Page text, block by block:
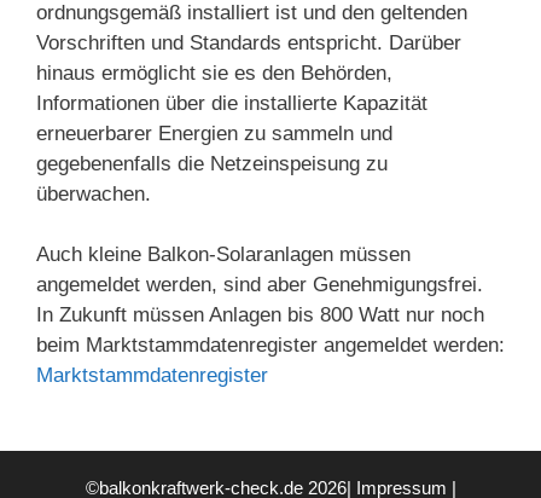
ordnungsgemäß installiert ist und den geltenden
Vorschriften und Standards entspricht. Darüber
hinaus ermöglicht sie es den Behörden,
Informationen über die installierte Kapazität
erneuerbarer Energien zu sammeln und
gegebenenfalls die Netzeinspeisung zu
überwachen.
Auch kleine Balkon-Solaranlagen müssen
angemeldet werden, sind aber Genehmigungsfrei.
In Zukunft müssen Anlagen bis 800 Watt nur noch
beim Marktstammdatenregister angemeldet werden:
Marktstammdatenregister
©balkonkraftwerk-check.de 2026| Impressum |